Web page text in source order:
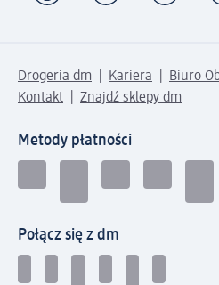
Drogeria dm Kariera
Biuro
Kontakt
Znajdź sklepy dm
Metody płatności
Połącz się z dm